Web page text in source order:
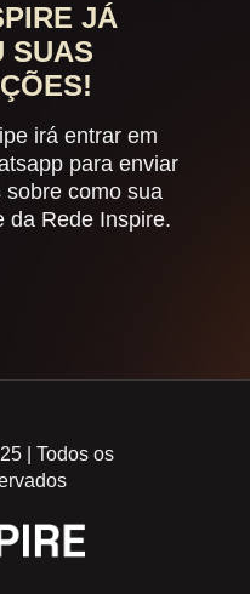
JÁ
SUAS
irá entrar em
para enviar
como sua
da Rede Inspire.
| Todos os